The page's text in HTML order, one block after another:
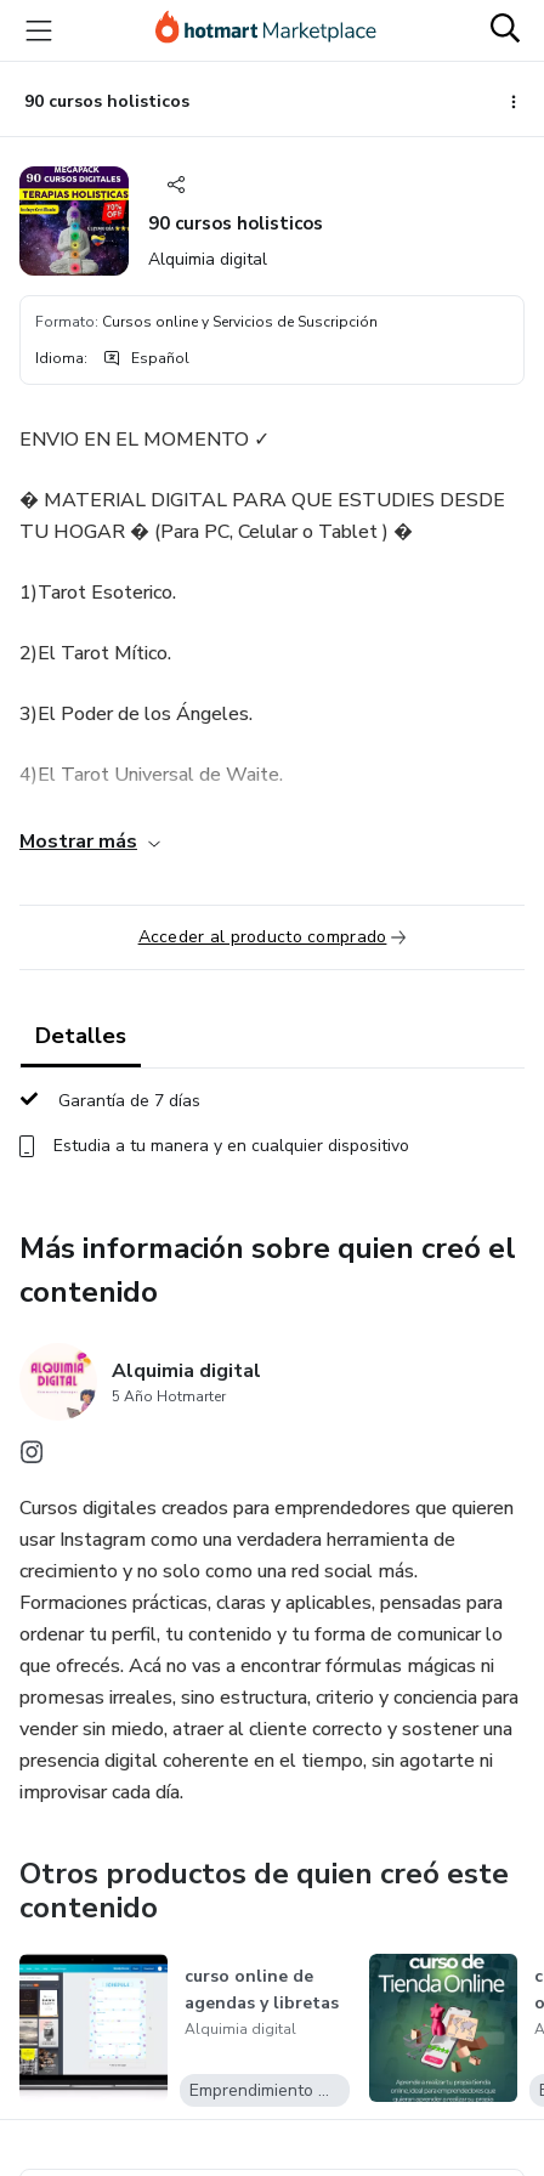
principal
página
de
página
90 cursos holisticos
90 cursos holisticos
Alquimia digital
Formato: Cursos online y Servicios de Suscripción
Idioma: Español
ENVIO EN EL MOMENTO ✓
� MATERIAL DIGITAL PARA QUE ESTUDIES DESDE
TU HOGAR � (Para PC, Celular o Tablet ) �
1)Tarot Esoterico.
2)El Tarot Mítico.
3)El Poder de los Ángeles.
4)El Tarot Universal de Waite.
5)Nueva Guía de los Chakras.
10)Rituales Mágicos.
12)Leer el Tarot.
14)Tarot Raider Waite
15)Geometria Sagrada.
16)El Libro Infernal.
17)El sueño, los sueños y la muerte.
18)Psicologia del tarot.
19)Predecir el futuro con las cartas.
20)Autoayuda Bioenergética.
21)El libro negro místico.
22)El Libro de San Cristóbal Cipriano.
24)Tarot de Marsella.
25)Zohar completo
26)Comunicacion para mujeres.
Mostrar más
Acceder al producto comprado
Detalles
Garantía de 7 días
Estudia a tu manera y en cualquier dispositivo
Más información sobre quien creó el
contenido
Alquimia digital
5 Año Hotmarter
Cursos digitales creados para emprendedores que quieren
usar Instagram como una verdadera herramienta de
crecimiento y no solo como una red social más.
Formaciones prácticas, claras y aplicables, pensadas para
ordenar tu perfil, tu contenido y tu forma de comunicar lo
que ofrecés. Acá no vas a encontrar fórmulas mágicas ni
promesas irreales, sino estructura, criterio y conciencia para
vender sin miedo, atraer al cliente correcto y sostener una
presencia digital coherente en el tiempo, sin agotarte ni
improvisar cada día.
Otros productos de quien creó este
contenido
curso online de
agendas y libretas
Alquimia digital
Emprendimiento Digital